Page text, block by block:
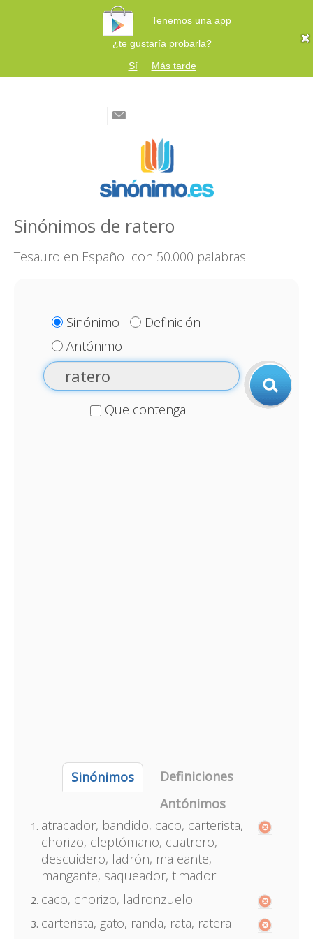
Tenemos una app
¿te gustaría probarla?
Sí
Más tarde
Sinónimos de ratero
Tesauro en Español con 50.000 palabras
Sinónimo
Definición
Antónimo
Que contenga
Sinónimos
Definiciones
Antónimos
atracador, bandido, caco, carterista,
chorizo, cleptómano, cuatrero,
descuidero, ladrón, maleante,
mangante, saqueador, timador
caco, chorizo, ladronzuelo
carterista, gato, randa, rata, ratera